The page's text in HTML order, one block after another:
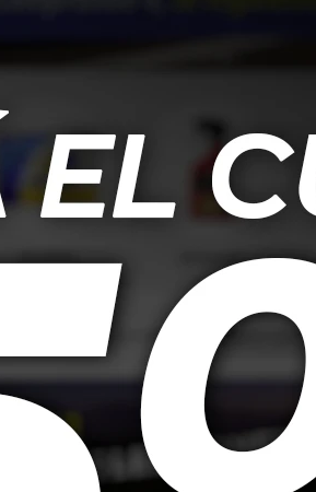
como unidad única
limpiadores y
forma pareja
selladores, abrillantadores, etc.)